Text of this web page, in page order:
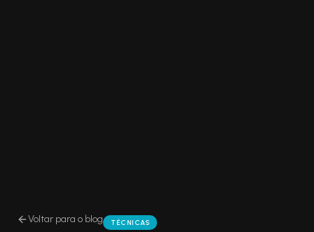
Voltar para o blog TÉCNICAS